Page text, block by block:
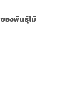
องพันธุ์ไม้